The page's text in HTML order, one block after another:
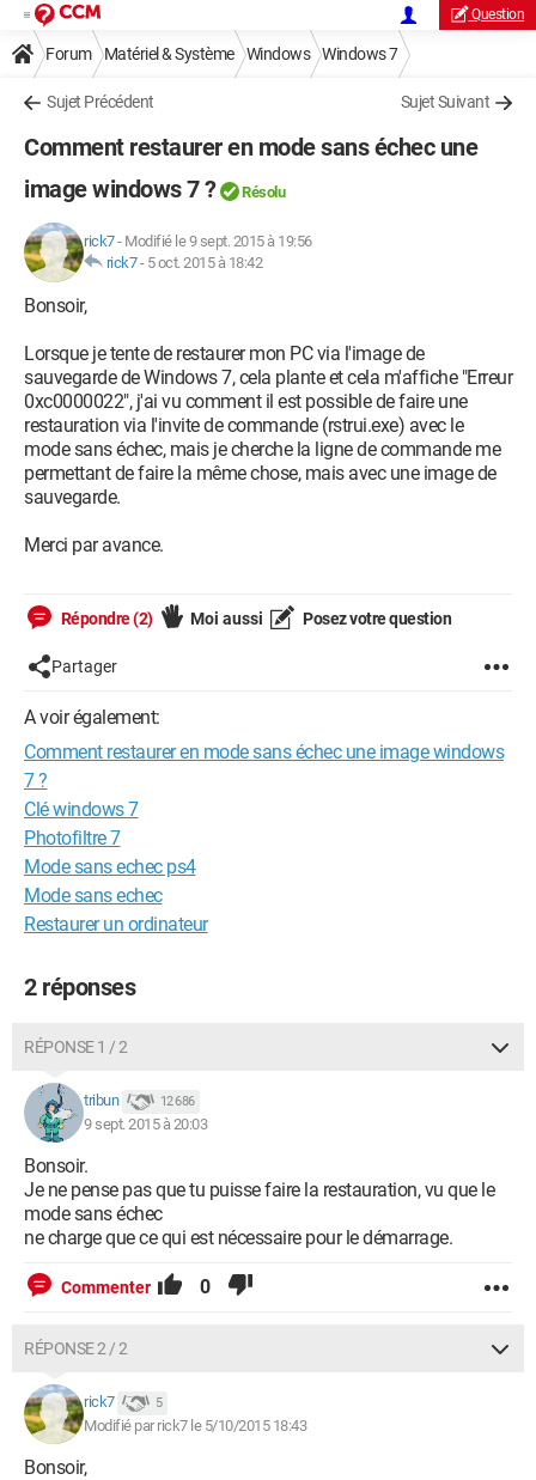
Question
Forum Matériel & Système Windows Windows 7
Sujet Précédent Sujet Suivant
Comment restaurer en mode sans échec une
image windows 7 ?
Résolu
rick7- Modifié le 9 sept. 2015 à 19:56
rick7- 5 oct. 2015 à 18:42
Bonsoir,
Lorsque je tente de restaurer mon PC via l'image de
sauvegarde de Windows 7, cela plante et cela m'affiche "Erreur
0xc0000022", j'ai vu comment il est possible de faire une
restauration via l'invite de commande (rstrui.exe) avec le
mode sans échec, mais je cherche la ligne de commande me
permettant de faire la même chose, mais avec une image de
sauvegarde.
Merci par avance.
Répondre (2) Moi aussi Posez votre question
Partager
A voir également:
Comment restaurer en mode sans échec une image windows
7 ?
Clé windows 7
Photofiltre 7
Mode sans echec ps4
Mode sans echec
Restaurer un ordinateur
2 réponses
RÉPONSE 1 / 2
tribun 12 686
9 sept. 2015 à 20:03
Bonsoir.
Je ne pense pas que tu puisse faire la restauration, vu que le
mode sans échec
ne charge que ce qui est nécessaire pour le démarrage.
Commenter 0
RÉPONSE 2 / 2
rick7 5
Modifié par rick7 le 5/10/2015 18:43
Bonsoir,